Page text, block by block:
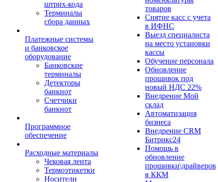
штрих-кода
Терминалы
сбора данных
Платежные системы
и банковское
оборудование
Банковские
терминалы
Детекторы
банкнот
Счетчики
банкнот
Программное
обеспечение
Расходные материалы
Чековая лента
Термоэтикетки
Носители
товаров
Снятие касс с учета
в ИФНС
Выезд специалиста
на место установки
кассы
Обучение персонала
Обновление
прошивок под
новый НДС 22%
Внедрение Мой
склад
Автоматизация
бизнеса
Внедрение CRM
Битрикс24
Помощь в
обновление
прошивки\драйверов
в ККМ